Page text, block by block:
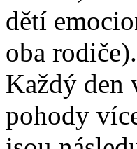
dětí
oba rodiče).
Každý den
pohody